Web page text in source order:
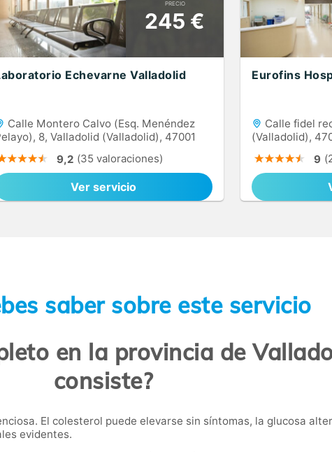
PRECIO
245 €
Echevarne Valladolid
Calle Montero Calvo (Esq. Menéndez
8, Valladolid (Valladolid), 47001
9,2 (35 valoraciones)
Ver servicio
Eurofins
Calle fidel
(Valladolid),
9
saber sobre este servicio
en la provincia de
consiste?
El colesterol puede elevarse sin síntomas, la glucosa
evidentes.